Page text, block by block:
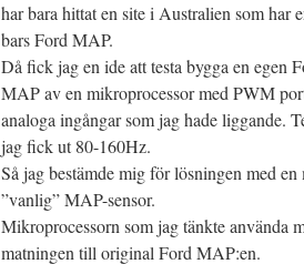
har bara hittat en site i Australien som har
bars Ford MAP.
Då fick jag en ide att testa bygga en egen
MAP av en mikroprocessor med PWM
analoga ingångar som jag hade liggande.
jag fick ut 80-160Hz.
Så jag bestämde mig för lösningen med
”vanlig” MAP-sensor.
Mikroprocessorn som jag tänkte använda
matningen till original Ford MAP:en.